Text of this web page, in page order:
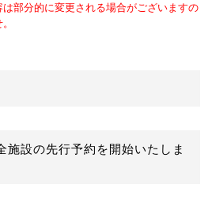
分的に変更される場合がございますの
施設の先行予約を開始いたしま